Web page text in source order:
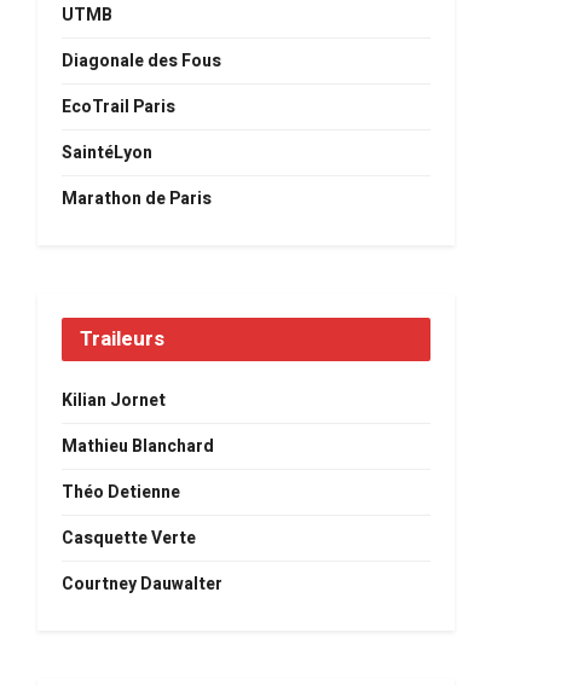
UTMB
Diagonale des Fous
EcoTrail Paris
SaintéLyon
Marathon de Paris
Traileurs
Kilian Jornet
Mathieu Blanchard
Théo Detienne
Casquette Verte
Courtney Dauwalter